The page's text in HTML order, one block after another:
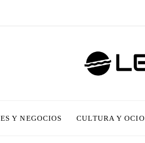
Y NEGOCIOS CULTURA Y OCIO